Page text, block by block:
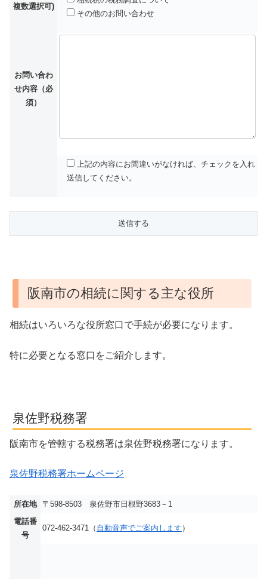
複数選択可)
その他のお問い合わせ
お問い合わ
せ内容（必
須）
上記の内容にお間違いがなければ、チェックを入れ
送信してください。
阪南市の相続に関する主な役所
相続はいろいろな役所窓口で手続が必要になります。
特に必要となる窓口をご紹介します。
泉佐野税務署
阪南市を管轄する税務署は泉佐野税務署になります。
泉佐野税務署ホームページ
所在地
〒598-8503 泉佐野市日根野3683－1
電話番
号
072-462-3471（ 自動音声でご案内します ）